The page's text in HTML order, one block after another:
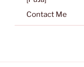
Contact Me